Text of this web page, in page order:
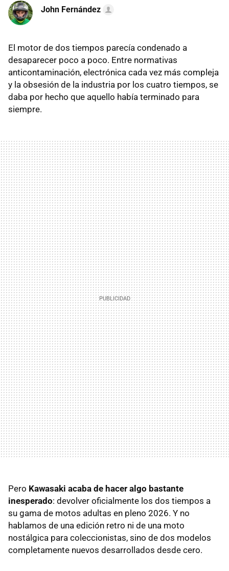
John Fernández
El motor de dos tiempos parecía condenado a
desaparecer poco a poco. Entre normativas
anticontaminación, electrónica cada vez más compleja
y la obsesión de la industria por los cuatro tiempos, se
daba por hecho que aquello había terminado para
siempre.
Pero Kawasaki acaba de hacer algo bastante
inesperado: devolver oficialmente los dos tiempos a
su gama de motos adultas en pleno 2026. Y no
hablamos de una edición retro ni de una moto
nostálgica para coleccionistas, sino de dos modelos
completamente nuevos desarrollados desde cero.